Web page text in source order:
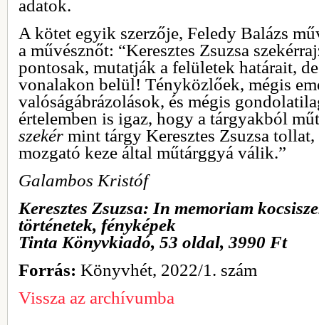
adatok.
A kötet egyik szerzője, Feledy Balázs
a művésznőt: “Keresztes Zsuzsa
pontosak, mutatják a felületek határait,
vonalakon belül! Tényközlőek, mégis
valóságábrázolások, és mégis
értelemben is igaz, hogy a tárgyakból
szekér mint tárgy Keresztes Zsuzsa
mozgató keze által műtárggyá válik.”
Galambos Kristóf
Keresztes Zsuzsa: In memoriam
történetek, fényképek
Tinta Könyvkiadó, 53 oldal, 3990 Ft
Forrás: Könyvhét, 2022/1. szám
Vissza az archívumba